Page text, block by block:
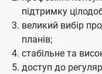
підтримку
великий вибір
планів;
стабільне та
доступ до